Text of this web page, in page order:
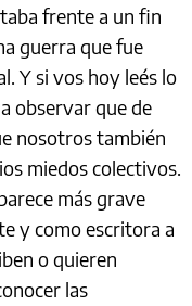
frente a un fin
guerra que fue
Y si vos hoy leés lo
observar que de
nosotros también
miedos colectivos.
más grave
y como escritora a
o quieren
las